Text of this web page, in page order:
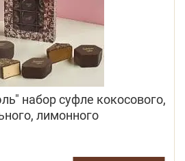
набор суфле кокосового,
лимонного